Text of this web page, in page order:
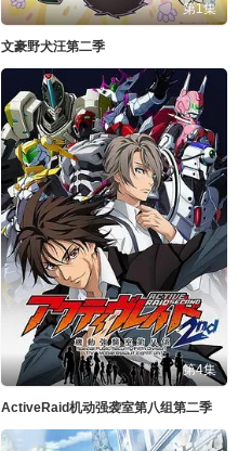
第1集
文豪野犬汪第二季
第4集
ActiveRaid机动强袭室第八组第二季